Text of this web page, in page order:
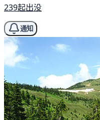
239起出没
通知